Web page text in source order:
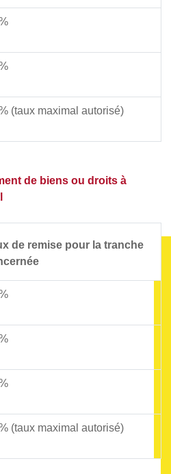
(taux maximal autorisé)
de biens ou droits à
de remise pour la tranche
(taux maximal autorisé)